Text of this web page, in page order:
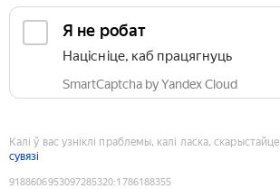
Я не робат
Націсніце, каб працягнуць
SmartCaptcha by Yandex Cloud
Калі ў вас узніклі праблемы, калі ласка, скарыстайце
сувязі
9188606953097285320:1786188355